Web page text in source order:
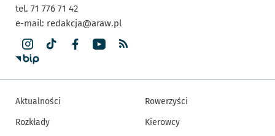
tel. 71 776 71 42
e-mail: redakcja@araw.pl
Aktualności
Rozkłady
Rowerzyści
Kierowcy